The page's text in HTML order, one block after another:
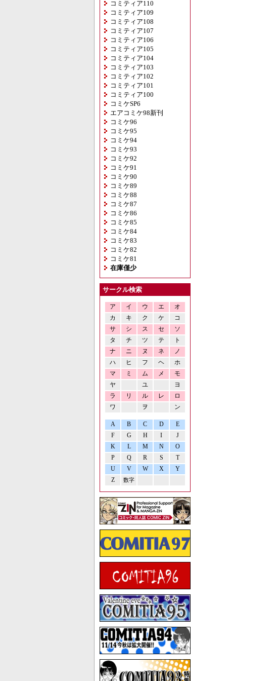
コミティア110
コミティア109
コミティア108
コミティア107
コミティア106
コミティア105
コミティア104
コミティア103
コミティア102
コミティア101
コミティア100
コミケSP6
エアコミケ98新刊
コミケ96
コミケ95
コミケ94
コミケ93
コミケ92
コミケ91
コミケ90
コミケ89
コミケ88
コミケ87
コミケ86
コミケ85
コミケ84
コミケ83
コミケ82
コミケ81
在庫僅少
サークル検索
ア イ ウ エ
オ
カ
キ ク ケ
コ
サ
シ ス セ
ソ
タ
チ ツ テ
ト
ナ
ニ ヌ ネ
ノ
ハ
ヒ フ ヘ
ホ
マ
ミ ム メ
モ
ヤ
ユ
ヨ
ラ
リ ル レ
ロ
ワ
ヲ ン
A B C D
E
F
G H I
J
K
L M N
O
P
Q R S
T
U
V W X
Y
Z
数字